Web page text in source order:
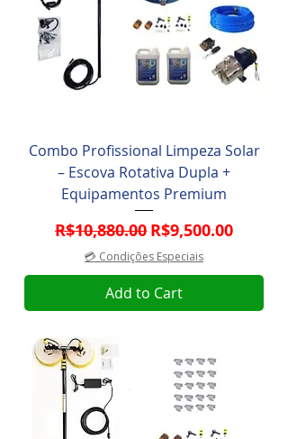
Combo Profissional Limpeza Solar
– Escova Rotativa Dupla +
Equipamentos Premium
Regular Price
R$10,880.00 Sale Price
R$9,500.00
💳 Condições Especiais
Add to Cart